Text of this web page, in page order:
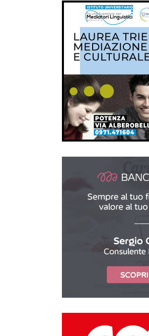
POTENZA: COLPO DA OLTRE 19000 EURO! AUGURI AL VINCITORE
UNO SPETTACOLO SENZA PRECEDENTI STA PER ARRIVARE A VAGLIO DI BASILICATA!